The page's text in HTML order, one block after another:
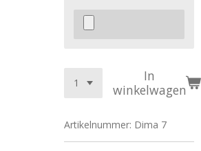
In
winkelwagen
Artikelnummer: Dima 7